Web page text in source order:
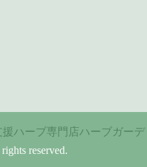
ハーブ専門店ハーブガーデ
reserved.